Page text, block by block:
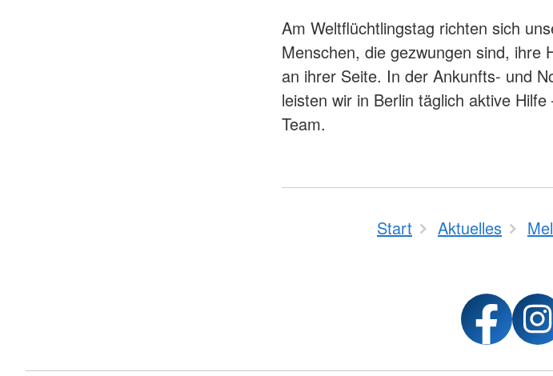
Am Weltflüchtlingstag richten sich
Menschen, die gezwungen sind, ihre
an ihrer Seite. In der Ankunfts- und
leisten wir in Berlin täglich aktive
Team.
Start Aktuelles